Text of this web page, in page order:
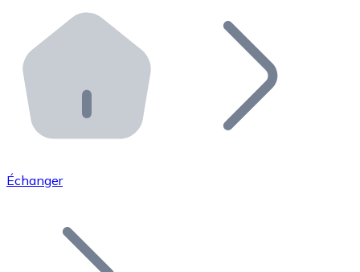
Distributeurs automatiques Bitnovo
Intégrez un ATM Bitnovo dans votre entreprise et
API Bitnovo
Intégrez notre API dans votre écosystème.
Rejoignez notre réseau de distributeurs et
Ajoutez le token de votre projet à notre service
Échanger